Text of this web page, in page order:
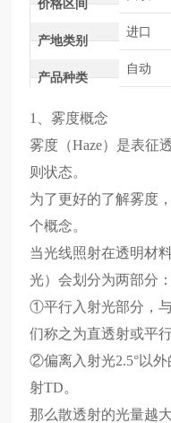
价格区间
产地类别
进口
产品种类
自动
1、雾度概念
雾度（Haze）是表征
则状态。
为了更好的了解雾度
个概念。
当光线照射在透明材
光）会划分为两部分：
①平行入射光部分，
们称之为直透射或平行
②偏离入射光2.5°以
射TD。
那么散透射的光量越